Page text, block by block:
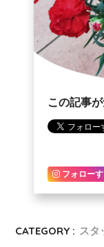
この記事
フォロー
CATEGORY : スタ